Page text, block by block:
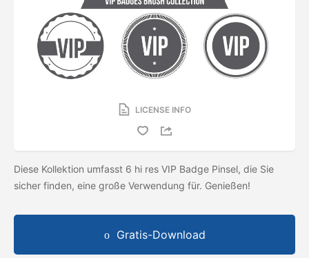
LICENSE INFO
Diese Kollektion umfasst 6 hi res VIP Badge Pinsel, die Sie
sicher finden, eine große Verwendung für. Genießen!
Gratis-Download